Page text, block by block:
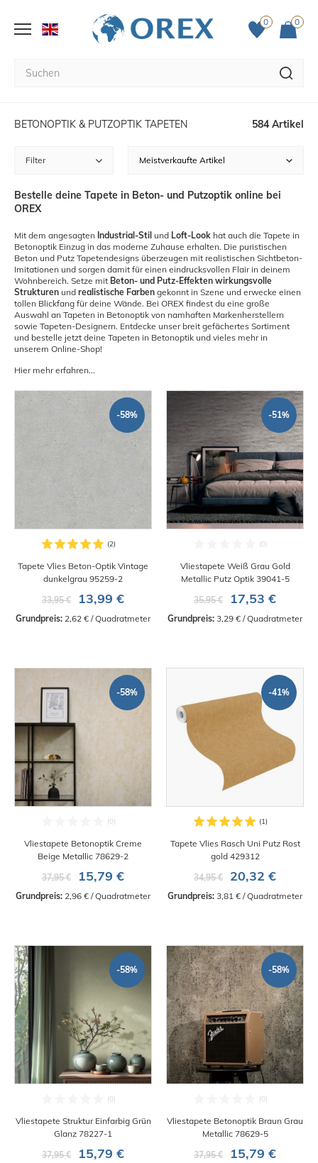
0 0
BETONOPTIK & PUTZOPTIK TAPETEN 584 Artikel
Filter
Bestelle deine Tapete in Beton- und Putzoptik online bei
OREX
Mit dem angesagten Industrial-Stil und Loft-Look hat auch die Tapete in
Betonoptik Einzug in das moderne Zuhause erhalten. Die puristischen
Beton und Putz Tapetendesigns überzeugen mit realistischen Sichtbeton-
Imitationen und sorgen damit für einen eindrucksvollen Flair in deinem
Wohnbereich. Setze mit Beton- und Putz-Effekten wirkungsvolle
Strukturen und realistische Farben gekonnt in Szene und erwecke einen
tollen Blickfang für deine Wände. Bei OREX findest du eine große
Auswahl an Tapeten in Betonoptik von namhaften Markenherstellern
sowie Tapeten-Designern. Entdecke unser breit gefächertes Sortiment
und bestelle jetzt deine Tapeten in Betonoptik und vieles mehr in
unserem Online-Shop!
Hier mehr erfahren...
-58%
Tapete Vlies Beton-Optik Vintage
dunkelgrau 95259-2
33,95 €
13,99 €
Grundpreis: 2,62 € / Quadratmeter
-51%
Vliestapete Weiß Grau Gold
Metallic Putz Optik 39041-5
35,95 €
17,53 €
Grundpreis: 3,29 € / Quadratmeter
-58%
Vliestapete Betonoptik Creme
Beige Metallic 78629-2
37,95 €
15,79 €
Grundpreis: 2,96 € / Quadratmeter
-41%
Tapete Vlies Rasch Uni Putz Rost
gold 429312
34,95 €
20,32 €
Grundpreis: 3,81 € / Quadratmeter
-58%
Vliestapete Struktur Einfarbig Grün
Glanz 78227-1
37,95 €
15,79 €
-58%
Vliestapete Betonoptik Braun Grau
Metallic 78629-5
37,95 €
15,79 €